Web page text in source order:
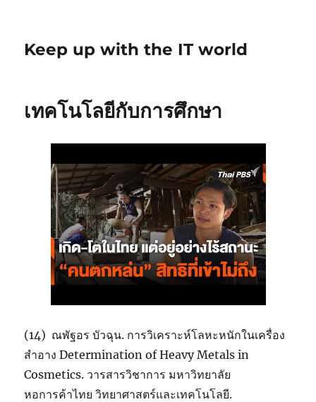
Keep up with the IT world
เทคโนโลยีกับการศึกษา
(14) ณพัฐอร บัวฉุน. การวิเคราะห์โลหะหนักในเครื่อง
สำอาง Determination of Heavy Metals in
Cosmetics. วารสารวิชาการ มหาวิทยาลัย
หอการค้าไทย วิทยาศาสตร์และเทคโนโลยี.